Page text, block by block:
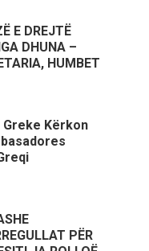
E DREJTË
DHUNA –
HUMBET
Kërkon
PËR